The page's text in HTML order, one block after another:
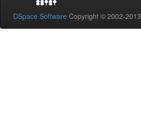
DSpace Software Copyright © 2002-2013